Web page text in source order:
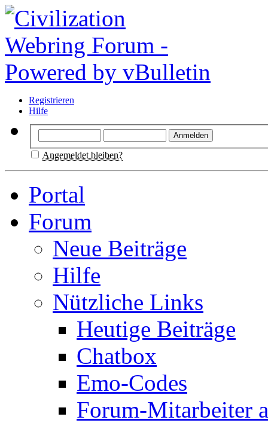
Registrieren
Hilfe
Angemeldet bleiben?
Portal
Forum
Neue Beiträge
Hilfe
Nützliche Links
Heutige Beiträge
Chatbox
Emo-Codes
Forum-Mitarbeiter